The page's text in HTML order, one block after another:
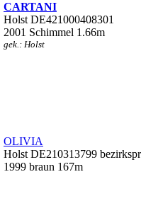
CARTANI
Holst DE421000408301
2001 Schimmel 1.66m
gek.: Holst
OLIVIA
Holst DE210313799
1999 braun 167m